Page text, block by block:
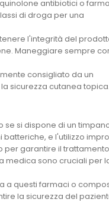
antibiotici o
di droga per una
l'integrità del
Maneggiare sempre
consigliato da un
sicurezza cutanea topica.
se si dispone di un
e l'utilizzo
per garantire il trattamento
medica sono cruciali per
a questi farmaci o
la sicurezza del